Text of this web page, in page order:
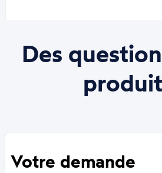
Des
Votre demande